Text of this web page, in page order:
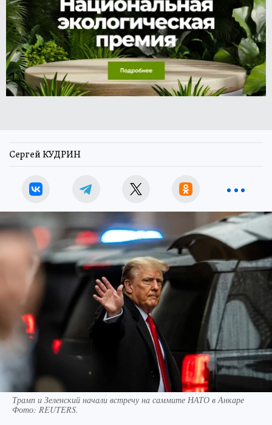
Сергей КУДРИН
Трамп и Зеленский начали встречу на саммите НАТО в Анкаре
Фото: REUTERS.